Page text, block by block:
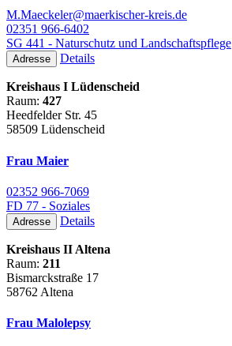
M.Maeckeler@maerkischer-kreis.de
02351 966-6402
SG 441 - Naturschutz und Landschaftspflege
Adresse Details
Kreishaus I Lüdenscheid
Raum: 427
Heedfelder Str. 45
58509 Lüdenscheid
Frau Maier
02352 966-7069
FD 77 - Soziales
Adresse Details
Kreishaus II Altena
Raum: 211
Bismarckstraße 17
58762 Altena
Frau Malolepsy